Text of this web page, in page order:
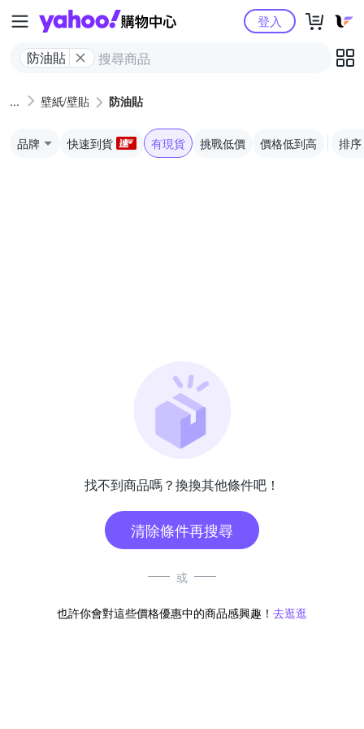
Yahoo購物中心
防油貼
登入
壁紙/壁貼 防油貼
品牌 快速到貨 有現貨 挑戰低價 價格低到高 排序
找不到商品嗎？換換其他條件吧！
清除條件再搜尋
或
也許你會對這些價格優惠中的商品感興趣！ 去逛逛